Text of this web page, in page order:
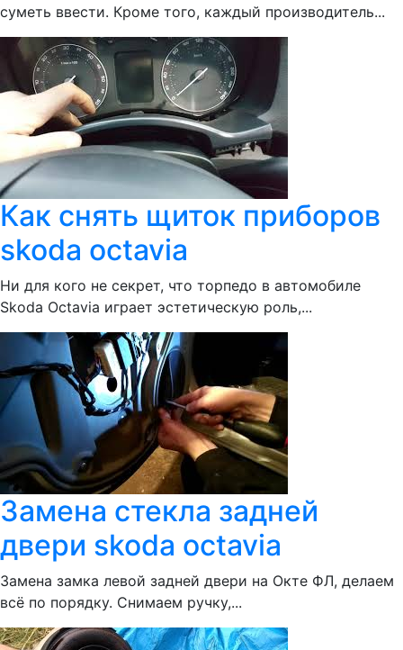
суметь ввести. Кроме того, каждый производитель...
Как снять щиток приборов
skoda octavia
Ни для кого не секрет, что торпедо в автомобиле
Skoda Octavia играет эстетическую роль,...
Замена стекла задней
двери skoda octavia
Замена замка левой задней двери на Окте ФЛ, делаем
всё по порядку. Снимаем ручку,...